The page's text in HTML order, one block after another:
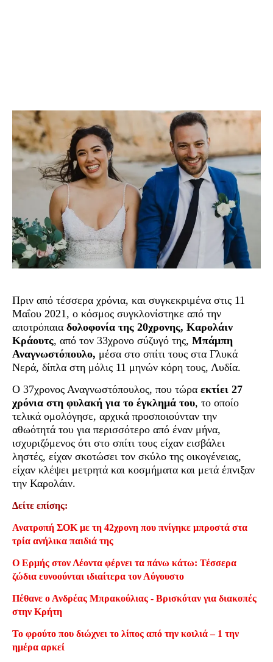
Πριν από τέσσερα χρόνια, και συγκεκριμένα στις 11
Μαΐου 2021, ο κόσμος συγκλονίστηκε από την
αποτρόπαια δολοφονία της 20χρονης, Καρολάιν
Κράουτς, από τον 33χρονο σύζυγό της, Μπάμπη
Αναγνωστόπουλο, μέσα στο σπίτι τους στα Γλυκά
Νερά, δίπλα στη μόλις 11 μηνών κόρη τους, Λυδία.
Ο 37χρονος Αναγνωστόπουλος, που τώρα εκτίει 27
χρόνια στη φυλακή για το έγκλημά του, το οποίο
τελικά ομολόγησε, αρχικά προσποιούνταν την
αθωότητά του για περισσότερο από έναν μήνα,
ισχυριζόμενος ότι στο σπίτι τους είχαν εισβάλει
ληστές, είχαν σκοτώσει τον σκύλο της οικογένειας,
είχαν κλέψει μετρητά και κοσμήματα και μετά έπνιξαν
την Καρολάιν.
Δείτε επίσης:
Ανατροπή ΣΟΚ με τη 42χρονη που πνίγηκε μπροστά στα
τρία ανήλικα παιδιά της
Ο Ερμής στον Λέοντα φέρνει τα πάνω κάτω: Τέσσερα
ζώδια ευνοούνται ιδιαίτερα τον Αύγουστο
Πέθανε ο Ανδρέας Μπρακούλιας - Βρισκόταν για διακοπές
στην Κρήτη
Το φρούτο που διώχνει το λίπος από την κοιλιά – 1 την
ημέρα αρκεί